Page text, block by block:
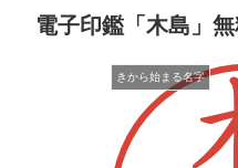
電子印鑑「木島」
きから始まる名字